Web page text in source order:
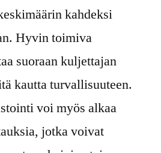
kahdeksi
Hyvin toimiva
suoraan kuljettajan
kautta turvallisuuteen.
voi myös alkaa
jotka voivat